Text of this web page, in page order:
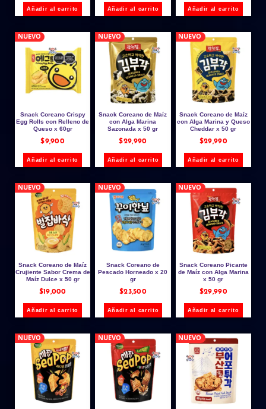
Añadir al carrito Añadir al carrito Añadir al carrito
NUEVO
Snack Coreano Crispy
Egg Rolls con Relleno de
Queso x 60gr
$9,900
Añadir al carrito
NUEVO
Snack Coreano de Maíz
con Alga Marina
Sazonada x 50 gr
$29,990
Añadir al carrito
NUEVO
Snack Coreano de Maíz
con Alga Marina y Queso
Cheddar x 50 gr
$29,990
Añadir al carrito
NUEVO
Snack Coreano de Maíz
Crujiente Sabor Crema de
Maíz Dulce x 50 gr
$19,000
Añadir al carrito
NUEVO
Snack Coreano de
Pescado Horneado x 20
gr
$23,500
Añadir al carrito
NUEVO
Snack Coreano Picante
de Maíz con Alga Marina
x 50 gr
$29,990
Añadir al carrito
NUEVO NUEVO NUEVO